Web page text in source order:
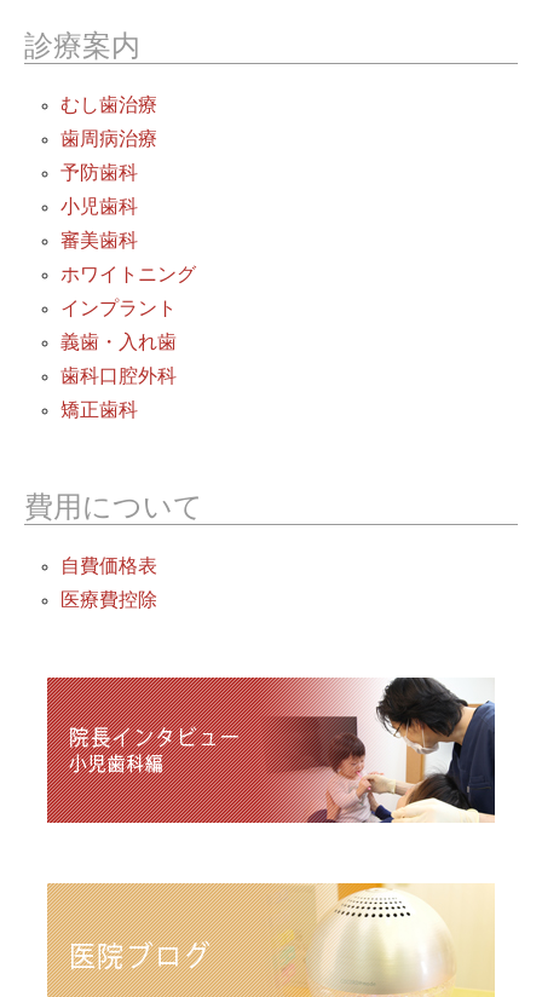
診療案内
むし歯治療
歯周病治療
予防歯科
小児歯科
審美歯科
ホワイトニング
インプラント
義歯・入れ歯
歯科口腔外科
矯正歯科
費用について
自費価格表
医療費控除